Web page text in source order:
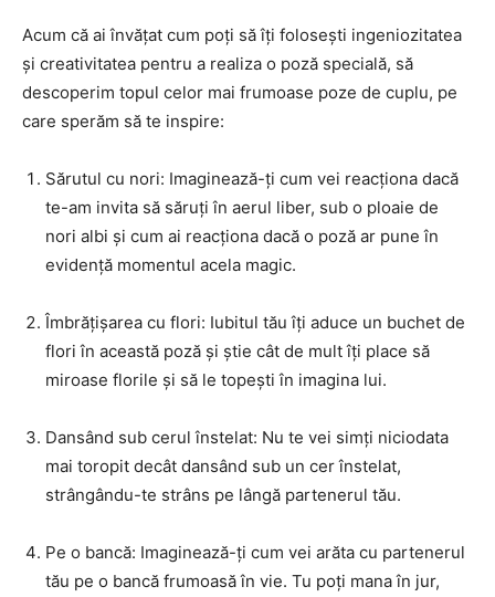
Acum că ai învățat cum poți să îți folosești ingeniozitatea
și creativitatea pentru a realiza o poză specială, să
descoperim topul celor mai frumoase poze de cuplu, pe
care sperăm să te inspire:
Sărutul cu nori: Imaginează-ți cum vei reacționa dacă
te-am invita să săruți în aerul liber, sub o ploaie de
nori albi și cum ai reacționa dacă o poză ar pune în
evidență momentul acela magic.
Îmbrățișarea cu flori: Iubitul tău îți aduce un buchet de
flori în această poză și știe cât de mult îți place să
miroase florile și să le topești în imagina lui.
Dansând sub cerul înstelat: Nu te vei simți niciodata
mai toropit decât dansând sub un cer înstelat,
strângându-te strâns pe lângă partenerul tău.
Pe o bancă: Imaginează-ți cum vei arăta cu partenerul
tău pe o bancă frumoasă în vie. Tu poți mana în jur,